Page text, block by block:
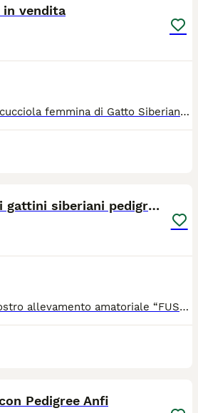
in vendita
Disponibile splendida cucciola femmina di Gatto Siberiano grigio a strisce (tabby). La piccola compie 3 mesi a metà luglio e sarà pronto per essere ceduto alla sua nuova famiglia. Sana, vivace e molto affettuosa. Ha effettuato tutte le profilassi sanitarie (vaccini e sverminazioni). Viene ceduta con regolare pedigree da compagnia e su richiesta il pedigree da riproduzione con un prezzo maggiorato. Il Siberiano è una razza fantastica, nota anche per essere ipo-allergenica (io stesso sono allergico ai gatti). Per ulteriori foto, prezzo o per venire a conoscerla, contattatemi in privato. Massima serietà.
Ultimi due cuccioli gattini siberiani pedigreeENFI
Sono disponibili nel nostro allevamento amatoriale “FUSA DELLE NEVI” con regolare affisso ENFI gli ultimi due cuccioli di una splendida cucciolata (5 cuccioli) 1 maschietto e 1 femminuccia di meravigliosi gattini Siberiani, allevati con amore in ambiente familiare. I cuccioli cresceranno in casa, abituati al contatto umano, alla vita domestica e alla lettiera, per garantire un carattere equilibrato e socievole. 📅 Disponibili dopo i 90 giorni di vita, come previsto dal regolamento. I cuccioli sono nati il 20/05 . ✨ Verranno ceduti con: ✔️ Copia test FIV e FELV negativi dei genitori ✔️ copia Ecocardio dei genitori esente da malattie genetiche ✔️ Doppia vaccinazione ✔️ Doppia sverminazione ✔️ Certificato veterinario di buona salute del cucciolo ✔️ Regolare contratto di cessione ✔️ Pedigree ENFI da compagnia ✔️ Kit di benvenuto cucciolo ⸻ 👨‍👩‍👧 I cuccioli sono visibili presso l’allevamento insieme ai genitori, per poter conoscere l’ambiente in cui crescono. 📱 Per chi non fosse della zona, è possibile organizzare videochiamata su appuntamento. E organizzazione per l’eventuale consegna
Pedigree Anfi